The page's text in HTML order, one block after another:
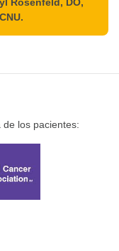
Rosenfeld, DO,
los pacientes: